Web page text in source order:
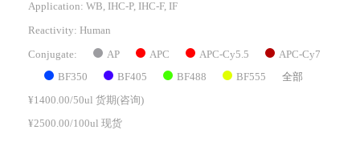
Application: WB, IHC-P, IHC-F, IF
Reactivity: Human
Conjugate: AP APC APC-Cy5.5 APC-Cy7
BF350 BF405 BF488 BF555 全部
¥1400.00/50ul 货期(咨询)
¥2500.00/100ul 现货